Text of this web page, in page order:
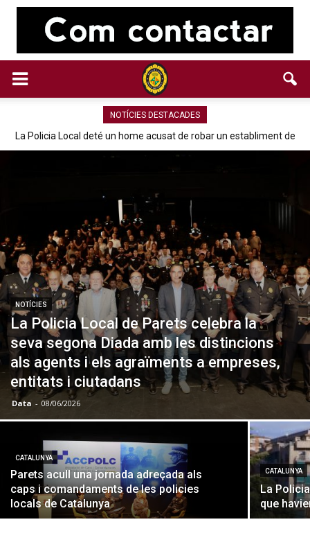
NOTÍCIES DESTACADES
La Policia Local deté un home acusat de robar un establiment de
La Policia Local de Parets deté a dos sospitosos per un robatori
NOTÍCIES
La Policia Local de Parets celebra la
seva segona Diada amb les distincions
als agents i els agraïments a empreses,
entitats i ciutadans
Data - 08/06/2026
CATALUNYA
Parets acull una jornada adreçada als
caps i comandaments de les policies
locals de Catalunya
CATALUNYA
La
que